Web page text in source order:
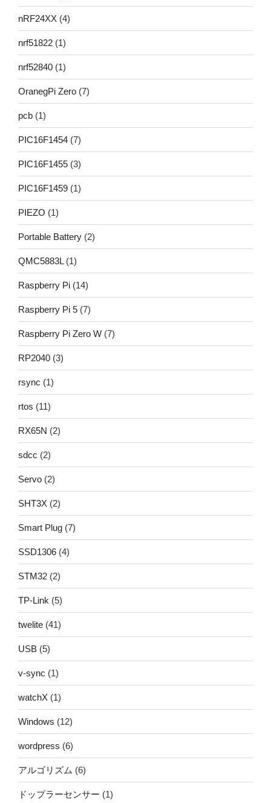
nRF24XX (4)
nrf51822 (1)
nrf52840 (1)
OranegPi Zero (7)
pcb (1)
PIC16F1454 (7)
PIC16F1455 (3)
PIC16F1459 (1)
PIEZO (1)
Portable Battery (2)
QMC5883L(1)
Raspberry Pi (14)
Raspberry Pi 5 (7)
Raspberry Pi Zero W (7)
RP2040 (3)
rsync (1)
rtos (11)
RX65N (2)
sdcc (2)
Servo (2)
SHT3X (2)
Smart Plug (7)
SSD1306 (4)
STM32 (2)
TP-Link (5)
twelite (41)
USB (5)
v-sync (1)
watchX (1)
Windows (12)
wordpress (6)
アルゴリズム (6)
ドップラーセンサー (1)